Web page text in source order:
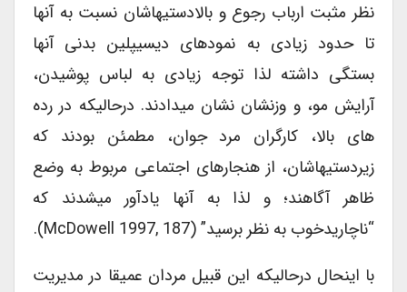
نظر مثبت ارباب رجوع و بالادستیهاشان نسبت به آنها
تا حدود زیادی به نمودهای دیسیپلین بدنی آنها
بستگی داشته لذا توجه زیادی به لباس پوشیدن،
آرایش مو، و وزنشان نشان میدادند. درحالیکه در رده
های بالا، کارگران مرد جوان، مطمئن بودند که
زیردستیهاشان، از هنجارهای اجتماعی مربوط به وضع
ظاهر آگاهند؛ و لذا به آنها یادآور میشدند که
“ناچاریدخوب به نظر برسید” (McDowell 1997, 187).
با اینحال درحالیکه این قبیل مردان عمیقا در مدیریت